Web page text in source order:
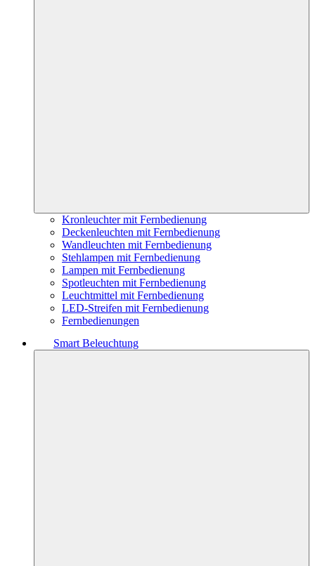
Kronleuchter mit Fernbedienung
Deckenleuchten mit Fernbedienung
Wandleuchten mit Fernbedienung
Stehlampen mit Fernbedienung
Lampen mit Fernbedienung
Spotleuchten mit Fernbedienung
Leuchtmittel mit Fernbedienung
LED-Streifen mit Fernbedienung
Fernbedienungen
Smart Beleuchtung